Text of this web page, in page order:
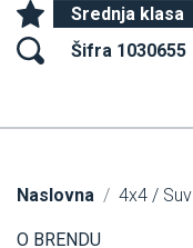
Srednja klasa
Šifra 1030655
Naslovna 4x4 / Suv
O BRENDU